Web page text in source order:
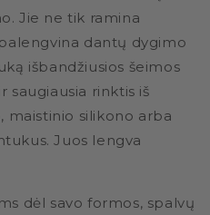
Jie ne tik ramina
dantų dygimo
išbandžiusios šeimos
saugiausia rinktis iš
maistinio silikono arba
Juos lengva
dėl savo formos, spalvų